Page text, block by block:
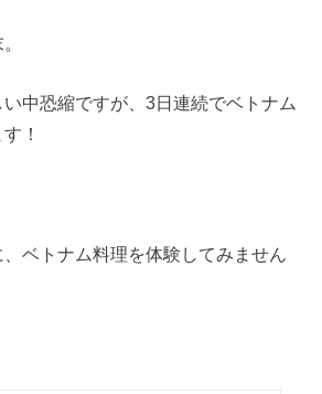
中恐縮ですが、3日連続でベトナム
！
ベトナム料理を体験してみません